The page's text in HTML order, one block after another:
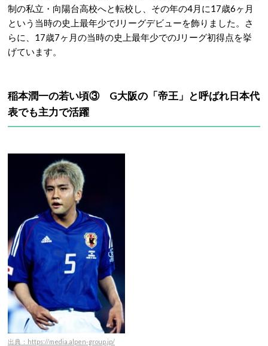
制の私立・向陽台高校へと転校し、その年の4月に17歳6ヶ月
という当時の史上最年少でJリーグデビューを飾りました。さ
らに、17歳7ヶ月の当時の史上最年少でのJリーグ初得点を挙
げています。
稲本潤一の若い頃③ G大阪の「帝王」と呼ばれ日本代
表でも主力で活躍
出典：https://media.alpen-group.jp/